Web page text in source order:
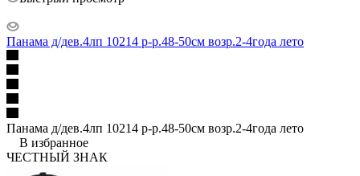
Панама д/дев.4лп 10214 р-р.48-50см возр.2-4года лето
Панама д/дев.4лп 10214 р-р.48-50см возр.2-4года лето
В избранное
ЧЕСТНЫЙ ЗНАК